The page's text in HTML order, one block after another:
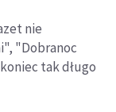
nie
"Dobranoc
tak długo